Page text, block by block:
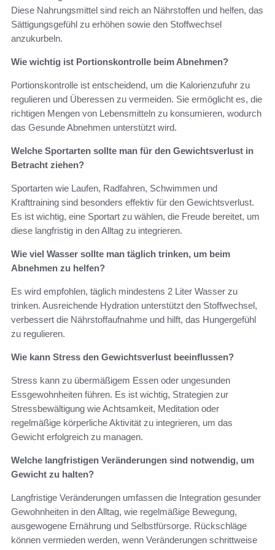
Diese Nahrungsmittel sind reich an Nährstoffen und helfen, das
Sättigungsgefühl zu erhöhen sowie den Stoffwechsel
anzukurbeln.
Wie wichtig ist Portionskontrolle beim Abnehmen?
Portionskontrolle ist entscheidend, um die Kalorienzufuhr zu
regulieren und Überessen zu vermeiden. Sie ermöglicht es, die
richtigen Mengen von Lebensmitteln zu konsumieren, wodurch
das Gesunde Abnehmen unterstützt wird.
Welche Sportarten sollte man für den Gewichtsverlust in
Betracht ziehen?
Sportarten wie Laufen, Radfahren, Schwimmen und
Krafttraining sind besonders effektiv für den Gewichtsverlust.
Es ist wichtig, eine Sportart zu wählen, die Freude bereitet, um
diese langfristig in den Alltag zu integrieren.
Wie viel Wasser sollte man täglich trinken, um beim
Abnehmen zu helfen?
Es wird empfohlen, täglich mindestens 2 Liter Wasser zu
trinken. Ausreichende Hydration unterstützt den Stoffwechsel,
verbessert die Nährstoffaufnahme und hilft, das Hungergefühl
zu regulieren.
Wie kann Stress den Gewichtsverlust beeinflussen?
Stress kann zu übermäßigem Essen oder ungesunden
Essgewohnheiten führen. Es ist wichtig, Strategien zur
Stressbewältigung wie Achtsamkeit, Meditation oder
regelmäßige körperliche Aktivität zu integrieren, um das
Gewicht erfolgreich zu managen.
Welche langfristigen Veränderungen sind notwendig, um
Gewicht zu halten?
Langfristige Veränderungen umfassen die Integration gesunder
Gewohnheiten in den Alltag, wie regelmäßige Bewegung,
ausgewogene Ernährung und Selbstfürsorge. Rückschläge
können vermieden werden, wenn Veränderungen schrittweise